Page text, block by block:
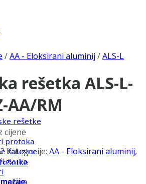
rešetke
protoka
žaluzine
zvuka
požara
/AA - Eloksirani aluminij /ALS-L
rešetka ALS-L-
AA/RM
cijene
Kategorije: AA - Eloksirani aluminij,